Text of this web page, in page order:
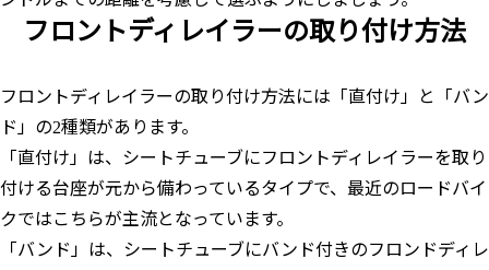
フロントディレイラーの取り付け方法
フロントディレイラーの取り付け方法には「直付け」と「バン
ド」の2種類があります。
「直付け」は、シートチューブにフロントディレイラーを取り
付ける台座が元から備わっているタイプで、最近のロードバイ
クではこちらが主流となっています。
「バンド」は、シートチューブにバンド付きのフロンドディレ